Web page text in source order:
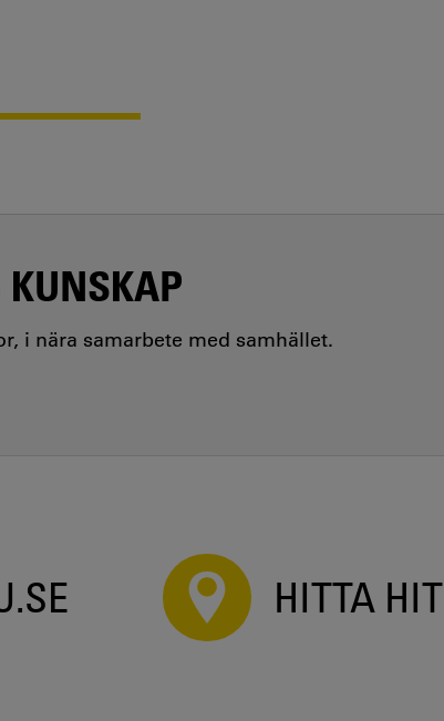
i nära samarbete med samhället.
HITTA HIT